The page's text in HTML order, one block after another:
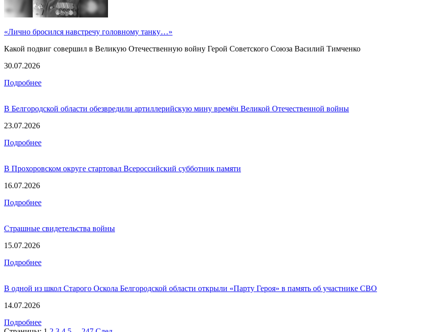
«Лично бросился навстречу головному танку…»
Какой подвиг совершил в Великую Отечественную войну Герой Советского Союза Василий Тимченко
30.07.2026
Подробнее
В Белгородской области обезвредили артиллерийскую мину времён Великой Отечественной войны
23.07.2026
Подробнее
В Прохоровском округе стартовал Всероссийский субботник памяти
16.07.2026
Подробнее
Страшные свидетельства войны
15.07.2026
Подробнее
В одной из школ Старого Оскола Белгородской области открыли «Парту Героя» в память об участнике СВО
14.07.2026
Подробнее